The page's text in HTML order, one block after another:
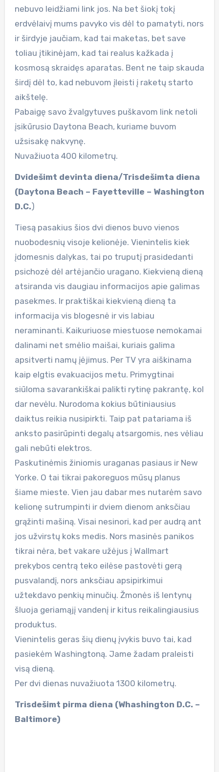
nebuvo leidžiami link jos. Na bet šiokį tokį
erdvėlaivį mums pavyko vis dėl to pamatyti, nors
ir širdyje jaučiam, kad tai maketas, bet save
toliau įtikinėjam, kad tai realus kažkada į
kosmosą skraidęs aparatas. Bent ne taip skauda
širdį dėl to, kad nebuvom įleisti į raketų starto
aikštelę.
Pabaigę savo žvalgytuves puškavom link netoli
įsikūrusio Daytona Beach, kuriame buvom
užsisakę nakvynę.
Nuvažiuota 400 kilometrų.
Dvidešimt devinta diena/Trisdešimta diena
(Daytona Beach – Fayetteville – Washington
D.C.)
Tiesą pasakius šios dvi dienos buvo vienos
nuobodesnių visoje kelionėje. Vienintelis kiek
įdomesnis dalykas, tai po truputį prasidedanti
psichozė dėl artėjančio uragano. Kiekvieną dieną
atsiranda vis daugiau informacijos apie galimas
pasekmes. Ir praktiškai kiekvieną dieną ta
informacija vis blogesnė ir vis labiau
neraminanti. Kaikuriuose miestuose nemokamai
dalinami net smėlio maišai, kuriais galima
apsitverti namų įėjimus. Per TV yra aiškinama
kaip elgtis evakuacijos metu. Primygtinai
siūloma savarankiškai palikti rytinę pakrantę, kol
dar nevėlu. Nurodoma kokius būtiniausius
daiktus reikia nusipirkti. Taip pat patariama iš
anksto pasirūpinti degalų atsargomis, nes vėliau
gali nebūti elektros.
Paskutinėmis žiniomis uraganas pasiaus ir New
Yorke. O tai tikrai pakoreguos mūsų planus
šiame mieste. Vien jau dabar mes nutarėm savo
kelionę sutrumpinti ir dviem dienom anksčiau
grąžinti mašiną. Visai nesinori, kad per audrą ant
jos užvirstų koks medis. Nors masinės panikos
tikrai nėra, bet vakare užėjus į Wallmart
prekybos centrą teko eilėse pastovėti gerą
pusvalandį, nors anksčiau apsipirkimui
užtekdavo penkių minučių. Žmonės iš lentynų
šluoja geriamąjį vandenį ir kitus reikalingiausius
produktus.
Vienintelis geras šių dienų įvykis buvo tai, kad
pasiekėm Washingtoną. Jame žadam praleisti
visą dieną.
Per dvi dienas nuvažiuota 1300 kilometrų.
Trisdešimt pirma diena (Whashington D.C. –
Baltimore)